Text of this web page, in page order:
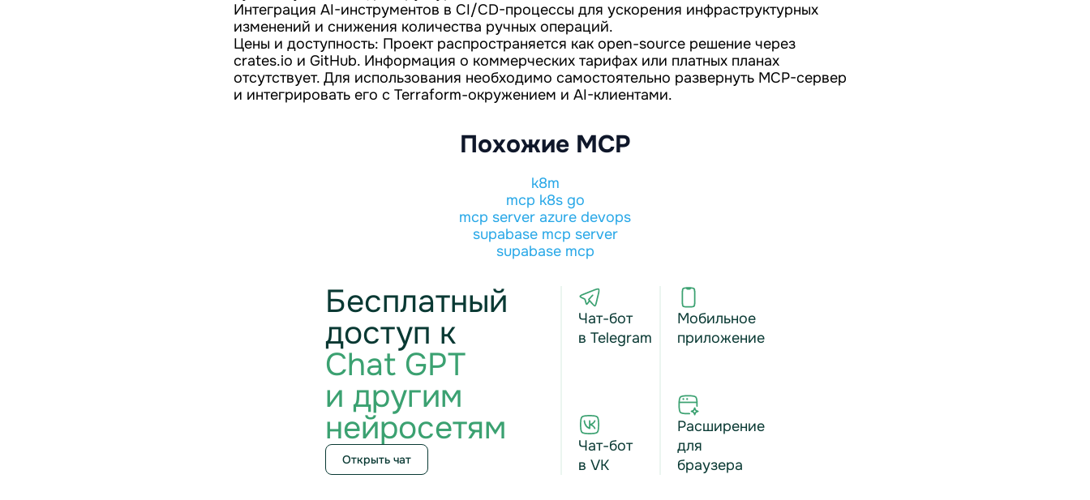
Интеграция AI-инструментов в CI/CD-процессы для ускорения инфраструктурных
изменений и снижения количества ручных операций.
Цены и доступность: Проект распространяется как open-source решение через
crates.io и GitHub. Информация о коммерческих тарифах или платных планах
отсутствует. Для использования необходимо самостоятельно развернуть MCP-сервер
и интегрировать его с Terraform-окружением и AI-клиентами.
Похожие MCP
k8m
mcp k8s go
mcp server azure devops
supabase mcp server
supabase mcp
Бесплатный
доступ к
Chat GPT
и другим
нейросетям
Открыть чат
Чат-бот
в Telegram
Чат-бот
в VK
Мобильное
приложение
Расширение
для
браузера